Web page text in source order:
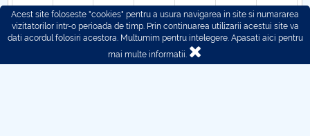
Acest site foloseste "cookies" pentru a usura navigarea in site si numararea
vizitatorilor intr-o perioada de timp. Prin continuarea utilizarii acestui site va
dati acordul folosiri acestora. Multumim pentru intelegere. Apasati aici pentru
mai multe informatii.